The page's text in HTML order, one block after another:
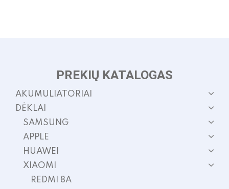
PREKIŲ KATALOGAS
AKUMULIATORIAI
DĖKLAI
SAMSUNG
APPLE
HUAWEI
XIAOMI
REDMI 8A